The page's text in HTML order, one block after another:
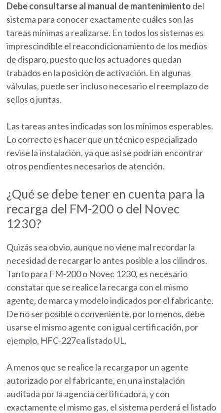
Debe consultarse al manual de mantenimiento del
sistema para conocer exactamente cuáles son las
tareas mínimas a realizarse. En todos los sistemas es
imprescindible el reacondicionamiento de los medios
de disparo, puesto que los actuadores quedan
trabados en la posición de activación. En algunas
válvulas, puede ser incluso necesario el reemplazo de
sellos o juntas.
Las tareas antes indicadas son los mínimos esperables.
Lo correcto es hacer que un técnico especializado
revise la instalación, ya que así se podrían encontrar
otros pendientes necesarios de atención.
¿Qué se debe tener en cuenta para la
recarga del FM-200 o del Novec
1230?
Quizás sea obvio, aunque no viene mal recordar la
necesidad de recargar lo antes posible a los cilindros.
Tanto para FM-200 o Novec 1230, es necesario
constatar que se realice la recarga con el mismo
agente, de marca y modelo indicados por el fabricante.
De no ser posible o conveniente, por lo menos, debe
usarse el mismo agente con igual certificación, por
ejemplo, HFC-227ea listado UL.
A menos que se realice la recarga por un agente
autorizado por el fabricante, en una instalación
auditada por la agencia certificadora, y con
exactamente el mismo gas, el sistema perderá el listado